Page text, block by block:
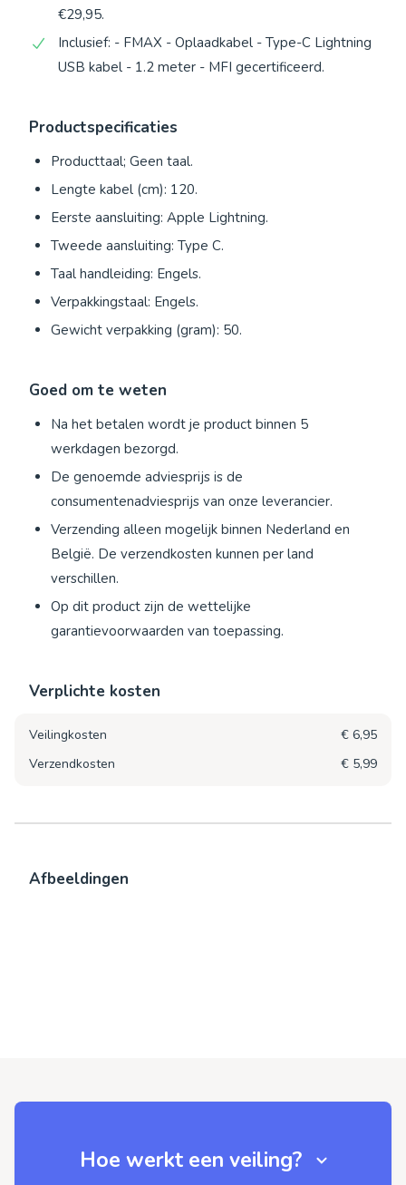
€29,95.
Inclusief: - FMAX - Oplaadkabel - Type-C Lightning
USB kabel - 1.2 meter - MFI gecertificeerd.
Productspecificaties
Producttaal; Geen taal.
Lengte kabel (cm): 120.
Eerste aansluiting: Apple Lightning.
Tweede aansluiting: Type C.
Taal handleiding: Engels.
Verpakkingstaal: Engels.
Gewicht verpakking (gram): 50.
Goed om te weten
Na het betalen wordt je product binnen 5
werkdagen bezorgd.
De genoemde adviesprijs is de
consumentenadviesprijs van onze leverancier.
Verzending alleen mogelijk binnen Nederland en
België. De verzendkosten kunnen per land
verschillen.
Op dit product zijn de wettelijke
garantievoorwaarden van toepassing.
Verplichte kosten
Veilingkosten
€ 6,95
Verzendkosten
€ 5,99
Afbeeldingen
Hoe werkt een veiling?